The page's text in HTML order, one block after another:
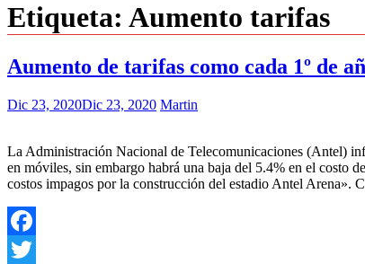
Etiqueta: Aumento tarifas
Aumento de tarifas como cada 1º de
Dic 23, 2020Dic 23, 2020 Martin
La Administración Nacional de Telecomunicaciones (Antel)
en móviles, sin embargo habrá una baja del 5.4% en el costo
costos impagos por la construcción del estadio Antel Arena».
Facebook